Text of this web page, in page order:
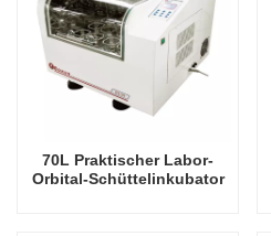
70L Praktischer Labor-
Orbital-Schüttelinkubator